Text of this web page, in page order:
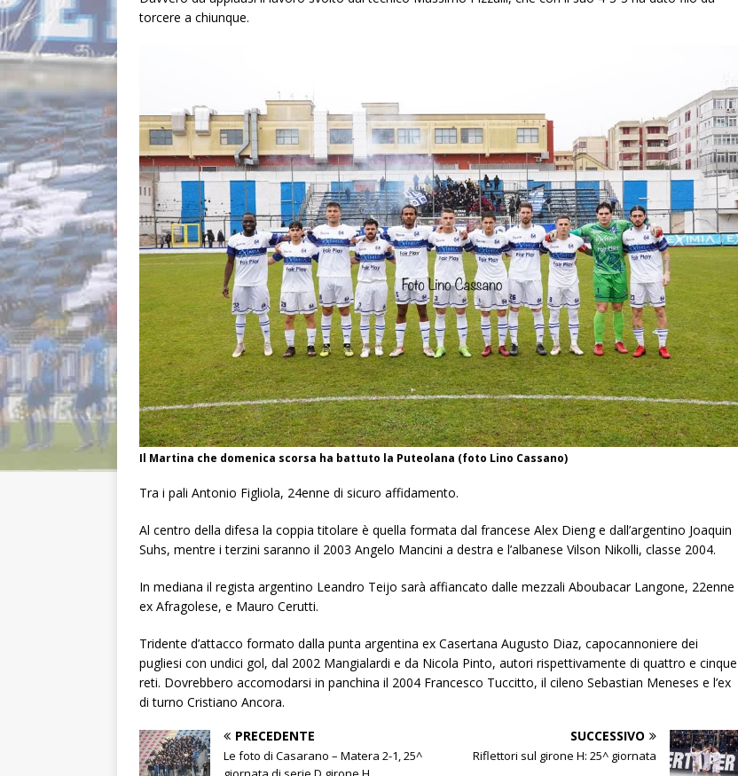
torcere a chiunque.
Il Martina che domenica scorsa ha battuto la Puteolana (foto Lino Cassano)
Tra i pali Antonio Figliola, 24enne di sicuro affidamento.
Al centro della difesa la coppia titolare è quella formata dal francese Alex Dieng e dall’argentino Joaquin
Suhs, mentre i terzini saranno il 2003 Angelo Mancini a destra e l’albanese Vilson Nikolli, classe 2004.
In mediana il regista argentino Leandro Teijo sarà affiancato dalle mezzali Aboubacar Langone, 22enne
ex Afragolese, e Mauro Cerutti.
Tridente d’attacco formato dalla punta argentina ex Casertana Augusto Diaz, capocannoniere dei
pugliesi con undici gol, dal 2002 Mangialardi e da Nicola Pinto, autori rispettivamente di quattro e cinque
reti. Dovrebbero accomodarsi in panchina il 2004 Francesco Tuccitto, il cileno Sebastian Meneses e l’ex
di turno Cristiano Ancora.
PRECEDENTE
Le foto di Casarano – Matera 2-1, 25^
SUCCESSIVO
Riflettori sul girone H: 25^ giornata